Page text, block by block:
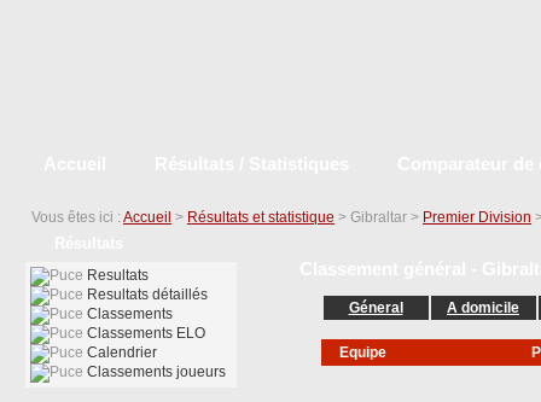
Vous êtes ici : Accueil > Résultats et statistique > Gibraltar > Premier Division
Géneral A domicile
Equipe
Resultats
Resultats détaillés
Classements
Classements ELO
Calendrier
Classements joueurs